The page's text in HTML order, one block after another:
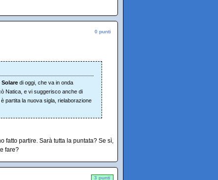
0 punti
di oggi, che va in onda
Natica, e vi suggerisco anche di
partita la nuova sigla, rielaborazione
fatto partire. Sarà tutta la puntata? Se sì,
fare?
3 punti